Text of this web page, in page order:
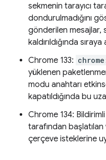
sekmenin tarayıcı
dondurulmadığını
gönderilen mesajlar,
kaldırıldığında sıraya
Chrome 133:
yüklenen
modu anahtarı
kapatıldığında bu
Chrome 134:
tarafından
çerçeve isteklerine